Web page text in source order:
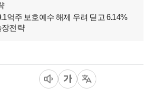
억주 보호예수 해제 우려 딛고 6.14%
장전략